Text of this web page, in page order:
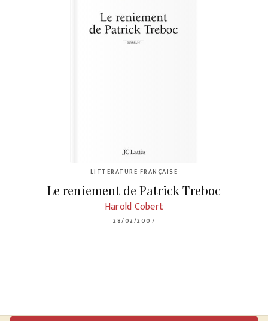
LITTÉRATURE FRANÇAISE
Le reniement de Patrick Treboc
Harold Cobert
28/02/2007